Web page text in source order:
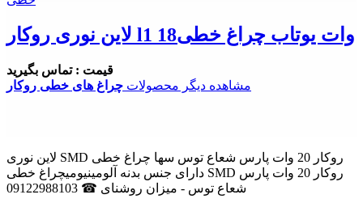
لاین نوری روکار l1 18وات یوتاب چراغ خطی
قیمت : تماس بگیرید
مشاهده دیگر محصولات چراغ های خطی روکار
لاین نوری SMD روکار 20 وات پارس شعاع توس سها چراغ خطی
دارای جنس بدنه آلومینیومیچراغ خطی SMD روکار 20 وات پارس
شعاع توس - میزان روشنای ☎ 09122988103